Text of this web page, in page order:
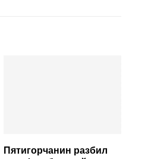
Пятигорчанин разбил